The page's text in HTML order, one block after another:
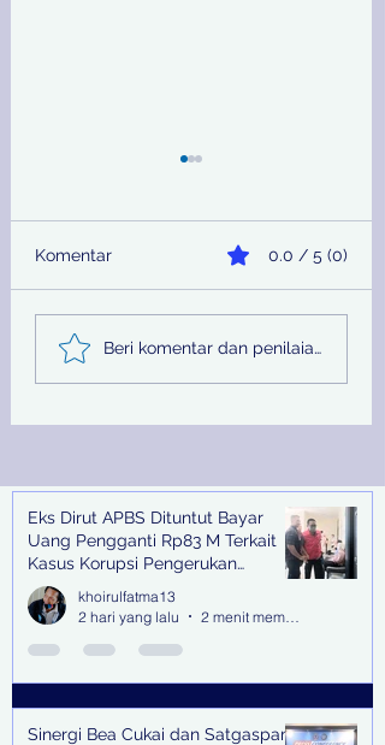
Sinergi Bea Cukai dan
Satgaspam Lanudal
Juanda Gagalkan
Komentar 0.0 / 5 (0)
Beri komentar dan penilaian...
Recent Posts
Eks Dirut APBS Dituntut Bayar
Uang Pengganti Rp83 M Terkait
Kasus Korupsi Pengerukan
Tanjung Perak
khoirulfatma13
2 hari yang lalu
Sinergi Bea Cukai dan Satgaspam